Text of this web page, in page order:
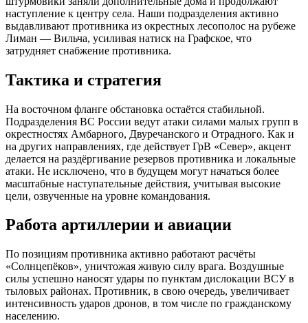
наступление к центру села. Наши подразделения активно
выдавливают противника из окрестных лесополос на рубеже
Лиман — Вильча, усиливая натиск на Графское, что
затрудняет снабжение противника.
Тактика и стратегия
На восточном фланге обстановка остаётся стабильной.
Подразделения ВС России ведут атаки силами малых групп в
окрестностях Амбарного, Двуречанского и Отрадного. Как и
на других направлениях, где действует ГрВ «Север», акцент
делается на раздёргивание резервов противника и локальные
атаки. Не исключено, что в будущем могут начаться более
масштабные наступательные действия, учитывая высокие
цели, озвученные на уровне командования.
Работа артиллерии и авиации
По позициям противника активно работают расчёты
«Солнцепёков», уничтожая живую силу врага. Воздушные
силы успешно наносят удары по пунктам дислокации ВСУ в
тыловых районах. Противник, в свою очередь, увеличивает
интенсивность ударов дронов, в том числе по гражданскому
населению.